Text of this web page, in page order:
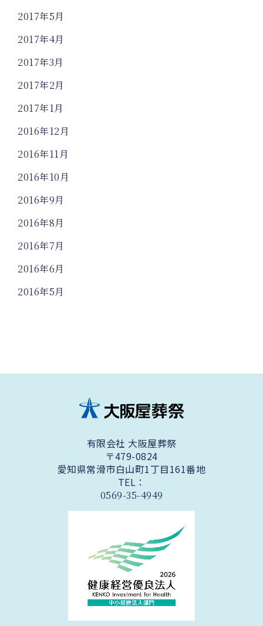
2017年5月
2017年4月
2017年3月
2017年2月
2017年1月
2016年12月
2016年11月
2016年10月
2016年9月
2016年8月
2016年7月
2016年6月
2016年5月
有限会社 大阪屋葬祭
〒479-0824
愛知県常滑市白山町1丁目161番地
TEL：
0569-35-4949